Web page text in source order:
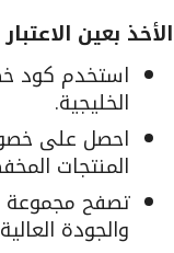
الأخذ بعين
استخدم كود
الخليجية.
المنتجات
تصفح مجموعة
والجودة